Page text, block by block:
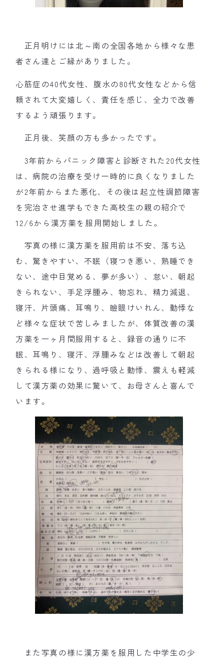
正月明けには北～南の全国各地から様々な患
者さん達とご縁がありました。
心筋症の40代女性、腹水の80代女性などから信
頼されて大変嬉しく、責任を感じ、全力で改善
するよう頑張ります。
正月後、笑顔の方も多かったです。
3年前からパニック障害と診断された20代女性
は、病院の治療を受け一時的に良くなりました
が2年前からまた悪化、その後は起立性調節障害
を完治させ進学もできた高校生の親の紹介で
12/6から漢方薬を服用開始しました。
写真の様に漢方薬を服用前は不安、落ち込
む、驚きやすい、不眠（寝つき悪い、熟睡でき
ない、途中目覚める、夢が多い）、怠い、朝起
きられない、手足浮腫み、物忘れ、精力減退、
寝汗、片頭痛、耳鳴り、瞼眼けいれん、動悸な
ど様々な症状で苦しみましたが、体質改善の漢
方薬を一ヶ月間服用すると、録音の通りに不
眠、耳鳴り、寝汗、浮腫みなどは改善して朝起
きられる様になり、過呼吸と動悸、震えも軽減
して漢方薬の効果に驚いて、お母さんと喜んで
います。
また写真の様に漢方薬を服用した中学生の少